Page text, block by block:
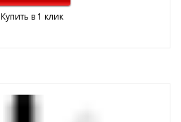
Купить в 1 клик